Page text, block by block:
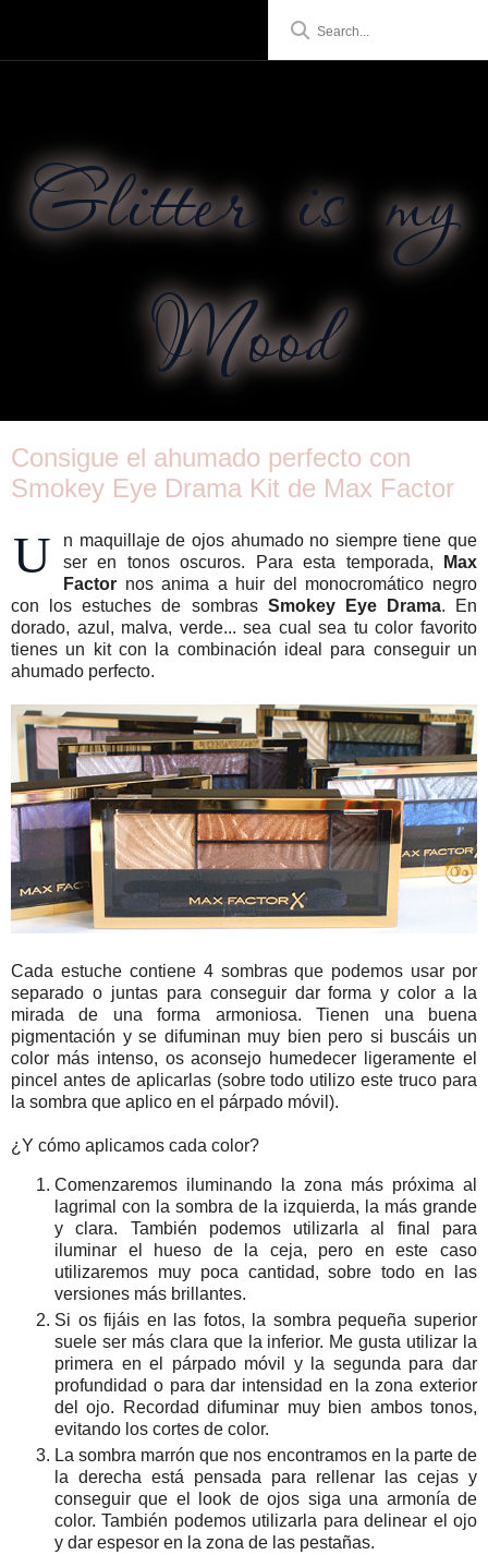
Glitter is my
Mood
Consigue el ahumado perfecto con
Smokey Eye Drama Kit de Max Factor
U
n maquillaje de ojos ahumado no siempre tiene que
ser en tonos oscuros. Para esta temporada,
Max
Factor nos anima a huir del monocromático negro
con los estuches de sombras Smokey Eye Drama. En
dorado, azul, malva, verde... sea cual sea tu color favorito
tienes un kit con la combinación ideal para conseguir un
ahumado perfecto.
Cada estuche contiene 4 sombras que podemos usar por
separado o juntas para conseguir dar forma y color a la
mirada de una forma armoniosa. Tienen una buena
pigmentación y se difuminan muy bien pero si buscáis un
color más intenso, os aconsejo humedecer ligeramente el
pincel antes de aplicarlas (sobre todo utilizo este truco para
la sombra que aplico en el párpado móvil).
¿Y cómo aplicamos cada color?
Comenzaremos iluminando la zona más próxima al
lagrimal con la sombra de la izquierda, la más grande
y clara. También podemos utilizarla al final para
iluminar el hueso de la ceja, pero en este caso
utilizaremos muy poca cantidad, sobre todo en las
versiones más brillantes.
Si os fijáis en las fotos, la sombra pequeña superior
suele ser más clara que la inferior. Me gusta utilizar la
primera en el párpado móvil y la segunda para dar
profundidad o para dar intensidad en la zona exterior
del ojo. Recordad difuminar muy bien ambos tonos,
evitando los cortes de color.
La sombra marrón que nos encontramos en la parte de
la derecha está pensada para rellenar las cejas y
conseguir que el look de ojos siga una armonía de
color. También podemos utilizarla para delinear el ojo
y dar espesor en la zona de las pestañas.